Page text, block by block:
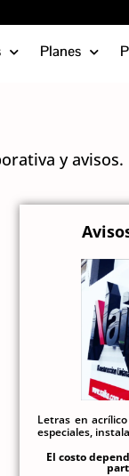
Planes
y avisos.
Letras en
especiales,
El costo